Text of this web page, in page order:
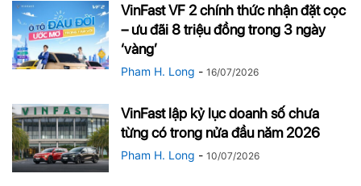
VinFast VF 2 chính thức nhận đặt cọc
– ưu đãi 8 triệu đồng trong 3 ngày
‘vàng’
Pham H. Long - 16/07/2026
VinFast lập kỷ lục doanh số chưa
từng có trong nửa đầu năm 2026
Pham H. Long - 10/07/2026